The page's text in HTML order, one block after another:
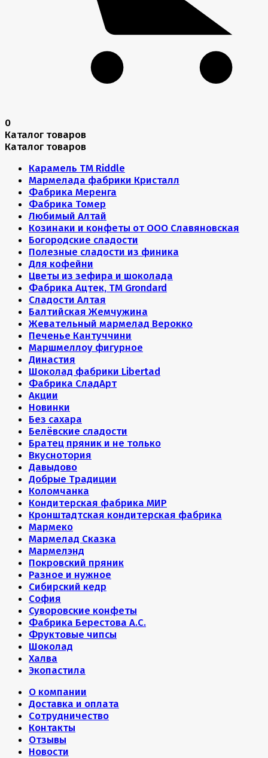
0
Каталог товаров
Каталог товаров
Карамель ТМ Riddle
Мармелада фабрики Кристалл
Фабрика Меренга
Фабрика Томер
Любимый Алтай
Козинаки и конфеты от ООО Славяновская
Богородские сладости
Полезные сладости из финика
Для кофейни
Цветы из зефира и шоколада
Фабрика Ацтек, ТМ Grondard
Сладости Алтая
Балтийская Жемчужина
Жевательный мармелад Верокко
Печенье Кантуччини
Маршмеллоу фигурное
Династия
Шоколад фабрики Libertad
Фабрика СладАрт
Акции
Новинки
Без сахара
Белёвские сладости
Братец пряник и не только
Вкуснотория
Давыдово
Добрые Традиции
Коломчанка
Кондитерская фабрика МИР
Кронштадтская кондитерская фабрика
Мармеко
Мармелад Сказка
Мармелэнд
Покровский пряник
Разное и нужное
Сибирский кедр
София
Суворовские конфеты
Фабрика Берестова А.С.
Фруктовые чипсы
Шоколад
Халва
Экопастила
О компании
Доставка и оплата
Сотрудничество
Контакты
Отзывы
Новости